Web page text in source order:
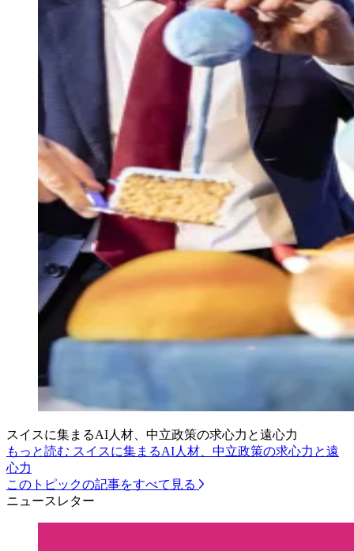
スイスに集まるAI人材、中立政策の求心力と遠心力
もっと読む スイスに集まるAI人材、中立政策の求心力と遠
心力
このトピックの記事をすべて見る
ニュースレター